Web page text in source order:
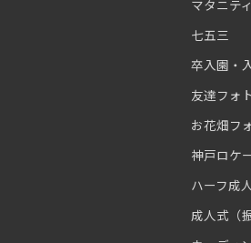
マタニテ
七五三
卒入園・
友達フォ
お花畑フ
神戸ロケ
ハーフ成
成人式（